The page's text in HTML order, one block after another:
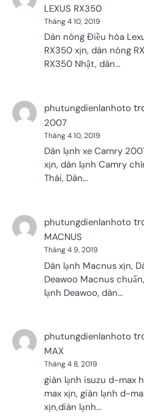
LEXUS RX350
Tháng 4 10, 2019
Dàn nóng Điều hòa
RX350 xịn, dàn nóng
RX350 Nhật, dàn…
phutungdienlanhoto
2007
Tháng 4 10, 2019
Dàn lạnh xe Camry
xịn, dàn lạnh Camry
Thái, Dàn…
phutungdienlanhoto
MACNUS
Tháng 4 9, 2019
Dàn lạnh Macnus xịn,
Deawoo Macnus
lạnh Deawoo, dàn…
phutungdienlanhoto
MAX
Tháng 4 8, 2019
giàn lạnh isuzu d-max
max xịn, giàn lạnh d-
xịn,diàn lạnh…